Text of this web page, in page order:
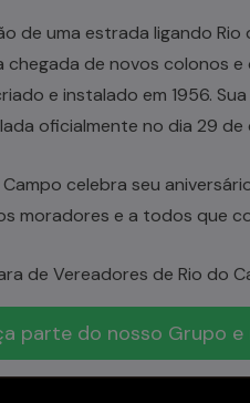
de uma estrada ligando Rio
chegada de novos colonos
e instalado em 1956.
oficialmente no dia 29 de
Campo celebra seu
moradores e a todos que
de Vereadores de Rio do
parte do nosso Grupo